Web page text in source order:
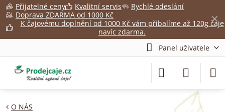
✕
Přijatelné ceny Kvalitní servis
Rychlé odeslání
Doprava ZDARMA od 1000 Kč
K čajovému doplnění od 1000 Kč vám přibalíme až 120g čaje
navíc zdarma.
Panel uživatele
O NÁS